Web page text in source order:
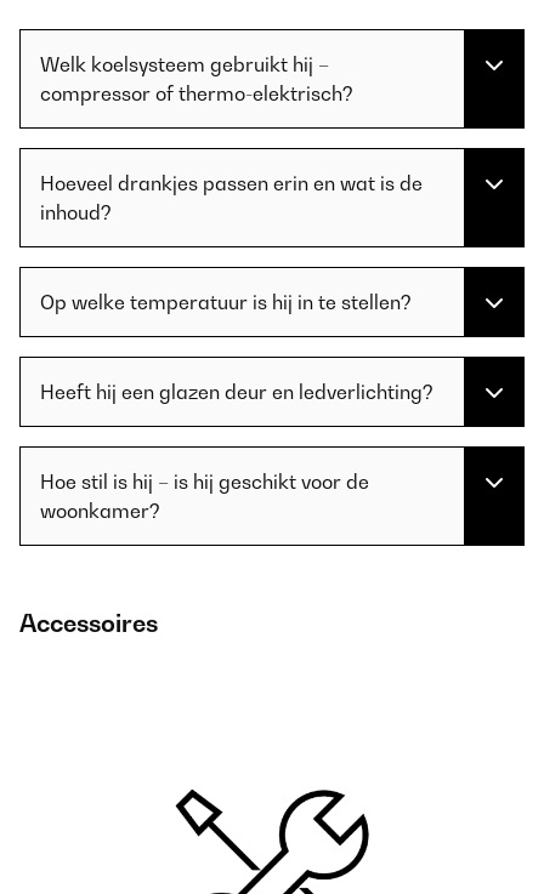
Welk koelsysteem gebruikt hij –
compressor of thermo-elektrisch?
Hoeveel drankjes passen erin en wat is de
inhoud?
Op welke temperatuur is hij in te stellen?
Heeft hij een glazen deur en ledverlichting?
Hoe stil is hij – is hij geschikt voor de
woonkamer?
Accessoires